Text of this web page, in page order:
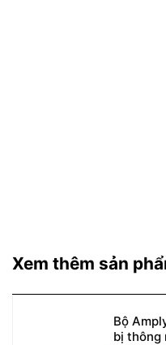
Xem thêm sản
Bộ
bị thông